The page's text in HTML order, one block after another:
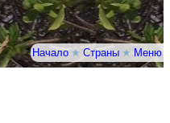
Начало★ Страны ★ Меню